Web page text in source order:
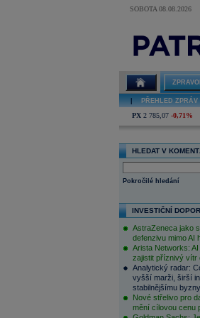
SOBOTA 08.08.2026
PŘEHLED ZPRÁV
PX 2 785,07 -0,71%
HLEDAT V
Pokročilé hledání
INVESTIČNÍ
AstraZeneca jako
defenzivu mimo AI
Arista Networks:
zajistit příznivý vítr
Analytický radar:
vyšší marži, širší
stabilnějšímu
Nové střelivo pro
mění cílovou cenu